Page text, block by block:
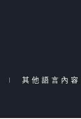
| 其他語言內容